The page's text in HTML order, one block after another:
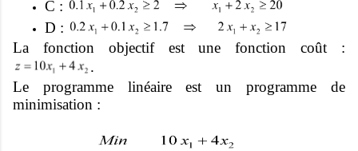
C :
D :
La fonction objectif est une fonction coût :
.
Le programme linéaire est un programme de
minimisation :